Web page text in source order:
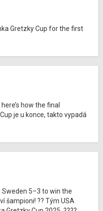
Gretzky Cup for the first
how the final
je u konce, takto vypadá
Sweden 5–3 to win the
šampioni! ?? Tým USA